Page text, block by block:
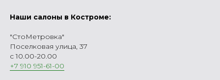
Наши салоны в Костроме:
"СтоМетровка"
Поселковая улица, 37
с 10.00-20.00
+7 910 951-61-00